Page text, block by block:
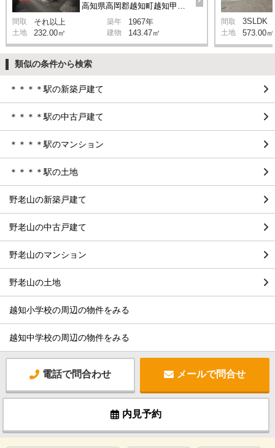
高知県高岡郡越知町越知甲1012-2
間取 それ以上 築年 1967年
土地 232.00㎡ 建物 143.47㎡
間取 3SLDK
土地 573.00㎡
類似の条件から検索
＊＊＊＊駅の新築戸建て
＊＊＊＊駅の中古戸建て
＊＊＊＊駅のマンション
＊＊＊＊駅の土地
野老山の新築戸建て
野老山の中古戸建て
野老山のマンション
野老山の土地
越知小学校の周辺の物件をみる
越知中学校の周辺の物件をみる
電話で問合わせ メールで問合せ
内見予約